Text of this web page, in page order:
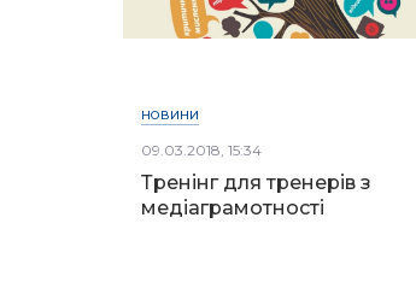
НОВИНИ
09.03.2018, 15:34
Тренінг для тренерів з
медіаграмотності